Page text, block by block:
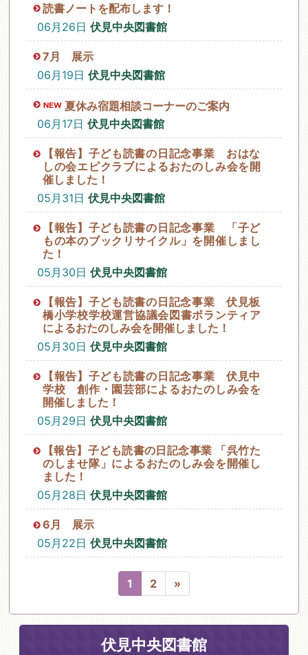
読書ノートを配布します！
06月26日 伏見中央図書館
7月 展示
06月19日 伏見中央図書館
夏休み宿題相談コーナーのご案内
06月17日 伏見中央図書館
【報告】子ども読書の日記念事業 おはな
しの会エピクラブによるおたのしみ会を開
催しました！
05月31日 伏見中央図書館
【報告】子ども読書の日記念事業 「子ど
もの本のブックリサイクル」を開催しまし
た！
05月30日 伏見中央図書館
【報告】子ども読書の日記念事業 伏見板
橋小学校学校運営協議会図書ボランティア
によるおたのしみ会を開催しました！
05月30日 伏見中央図書館
【報告】子ども読書の日記念事業 伏見中
学校 創作・園芸部によるおたのしみ会を
開催しました！
05月29日 伏見中央図書館
【報告】子ども読書の日記念事業 「呉竹た
のしませ隊」によるおたのしみ会を開催し
ました！
05月28日 伏見中央図書館
6月 展示
05月22日 伏見中央図書館
1 2 »
伏見中央図書館